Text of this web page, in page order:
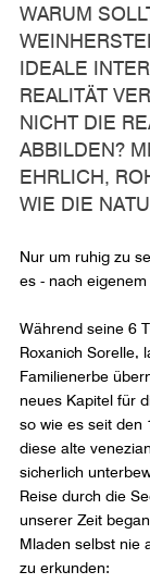
WARUM
IDEALE
REALITÄT
NICHT DIE
ABBILDEN?
EHRLICH,
WIE DIE
Nur um ruhig zu
es - nach
Während seine 6
Roxanich Sorelle,
Familienerbe
neues Kapitel für
so wie es seit den
diese alte
sicherlich
Reise durch die
unserer Zeit
Mladen selbst nie
zu erkunden: